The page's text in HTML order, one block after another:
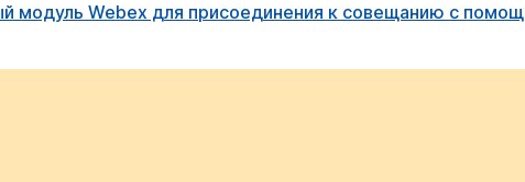
модуль Webex для присоединения к совещанию с